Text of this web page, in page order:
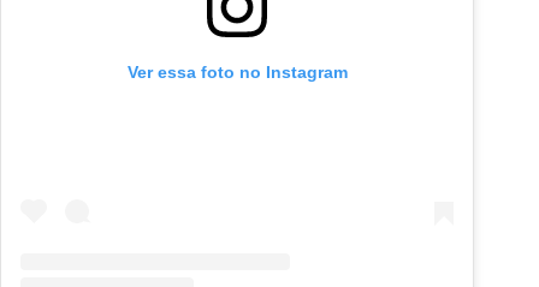
Ver essa foto no Instagram